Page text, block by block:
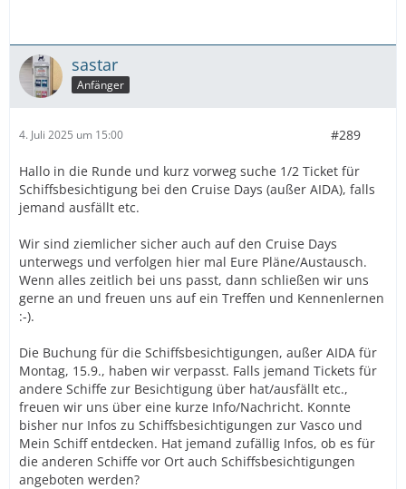
sastar
Anfänger
4. Juli 2025 um 15:00 #289
Hallo in die Runde und kurz vorweg suche 1/2 Ticket für
Schiffsbesichtigung bei den Cruise Days (außer AIDA), falls
jemand ausfällt etc.
Wir sind ziemlicher sicher auch auf den Cruise Days
unterwegs und verfolgen hier mal Eure Pläne/Austausch.
Wenn alles zeitlich bei uns passt, dann schließen wir uns
gerne an und freuen uns auf ein Treffen und Kennenlernen
:-).
Die Buchung für die Schiffsbesichtigungen, außer AIDA für
Montag, 15.9., haben wir verpasst. Falls jemand Tickets für
andere Schiffe zur Besichtigung über hat/ausfällt etc.,
freuen wir uns über eine kurze Info/Nachricht. Konnte
bisher nur Infos zu Schiffsbesichtigungen zur Vasco und
Mein Schiff entdecken. Hat jemand zufällig Infos, ob es für
die anderen Schiffe vor Ort auch Schiffsbesichtigungen
angeboten werden?